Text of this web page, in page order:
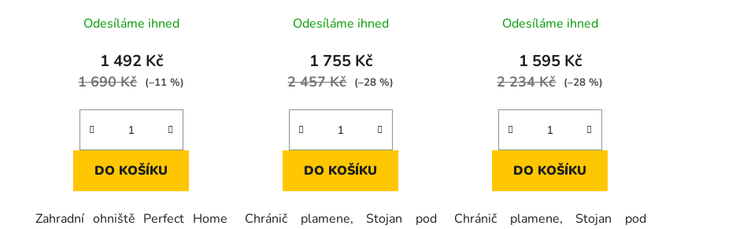
Odesíláme ihned
1 492 Kč
1 690 Kč (–11 %)
DO KOŠÍKU
Zahradní ohniště Perfect Home
Odesíláme ihned
1 755 Kč
2 457 Kč (–28 %)
DO KOŠÍKU
Chránič plamene, Stojan pod
Odesíláme ihned
1 595 Kč
2 234 Kč (–28 %)
DO KOŠÍKU
Chránič plamene, Stojan pod